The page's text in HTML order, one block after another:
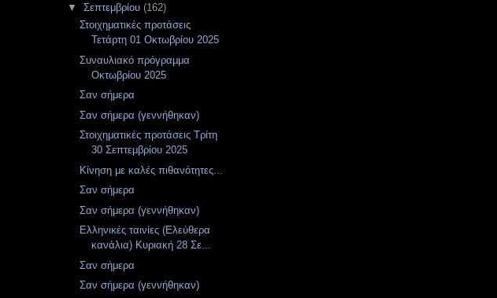
▼ Σεπτεμβρίου (162)
Στοιχηματικές προτάσεις
Τετάρτη 01 Οκτωβρίου 2025
Συναυλιακό πρόγραμμα
Οκτωβρίου 2025
Σαν σήμερα
Σαν σήμερα (γεννήθηκαν)
Στοιχηματικές προτάσεις Τρίτη
30 Σεπτεμβρίου 2025
Κίνηση με καλές πιθανότητες...
Σαν σήμερα
Σαν σήμερα (γεννήθηκαν)
Ελληνικές ταινίες (Ελεύθερα
κανάλια) Κυριακή 28 Σε...
Σαν σήμερα
Σαν σήμερα (γεννήθηκαν)